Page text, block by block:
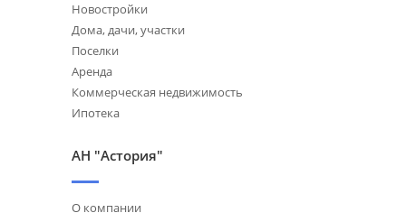
Новостройки
Дома, дачи, участки
Поселки
Аренда
Коммерческая недвижимость
Ипотека
АН "Астория"
О компании